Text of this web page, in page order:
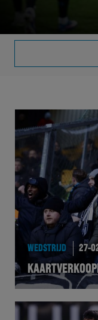
VVVHER
TELHER
HERVOL
HEREXC
EXCHER
VOLHER
WEDSTRIJD 27-